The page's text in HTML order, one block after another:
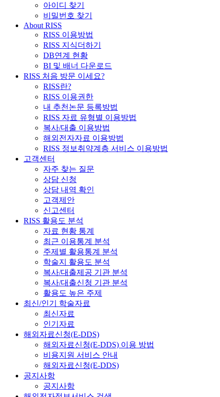
아이디 찾기
비밀번호 찾기
About RISS
RISS 이용방법
RISS 지식더하기
DB연계 현황
BI 및 배너 다운로드
RISS 처음 방문 이세요?
RISS란?
RISS 이용권한
내 추천논문 등록방법
RISS 자료 유형별 이용방법
복사/대출 이용방법
해외전자자료 이용방법
RISS 정보취약계층 서비스 이용방법
고객센터
자주 찾는 질문
상담 신청
상담 내역 확인
고객제안
신고센터
RISS 활용도 분석
자료 현황 통계
최근 이용통계 분석
주제별 활용통계 분석
학술지 활용도 분석
복사/대출제공 기관 분석
복사/대출신청 기관 분석
활용도 높은 주제
최신/인기 학술자료
최신자료
인기자료
해외자료신청(E-DDS)
해외자료신청(E-DDS) 이용 방법
비용지원 서비스 안내
해외자료신청(E-DDS)
공지사항
공지사항